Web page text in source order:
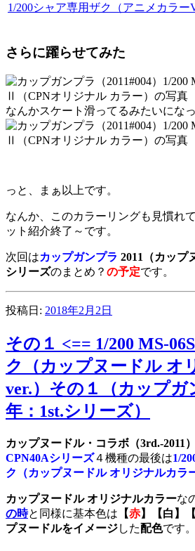
1/200シャア専用ザク（アニメカラー
さらに躍らせてみた
なんかスケート滑ってるみたいになっ
っと、まぁ以上です。
なんか、このカラーリングも見慣れ
ット紹介終了～です。
次回はカップガンプラ 2011（カップ
シリーズのまとめ？ の予定です。
投稿日: 2018年2月2日
その１ <== 1/200 MS-
ク（カップヌードル オ
ver.）その１（カップガ
年：1st.シリーズ）
カップヌードル・コラボ（3rd.-2011）
CPN40Aシリーズ４機種の最後は1/
ク（カップヌードル オリジナルカラ
カップヌードル オリジナルカラーな
の時と同様に基本色は 【赤】【白】【
プヌードルをイメージした配色です。